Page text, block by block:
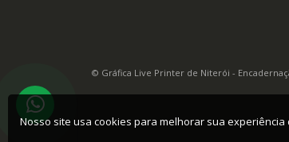
© Gráfica Live Printer de Niterói -
Nosso site usa cookies para melhorar sua